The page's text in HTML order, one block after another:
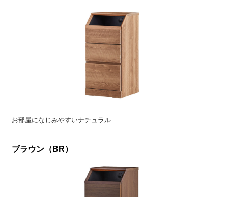
お部屋になじみやすいナチュラル
ブラウン（BR）